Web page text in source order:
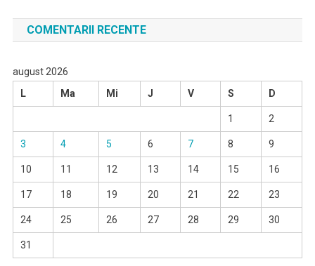
COMENTARII RECENTE
august 2026
L
Ma Mi J V S D
1 2
3 4 5 6 7 8 9
10 11 12 13 14 15 16
17 18 19 20 21 22 23
24 25 26 27 28 29 30
31